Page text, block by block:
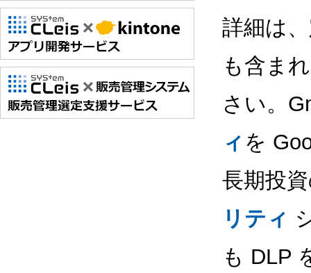
詳細は
も含ま
さい。
ィ を
長期投
リティ
も DLP